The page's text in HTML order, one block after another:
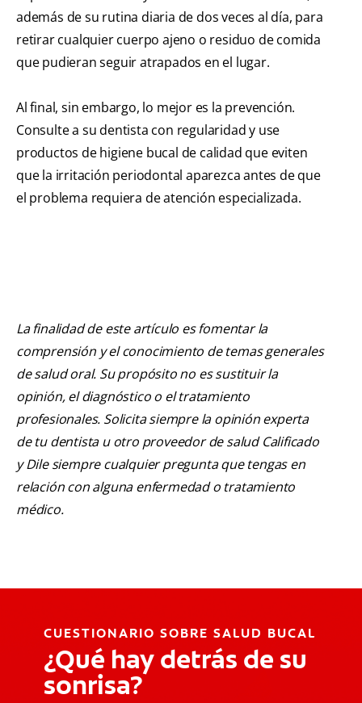
además de su rutina diaria de dos veces al día, para
retirar cualquier cuerpo ajeno o residuo de comida
que pudieran seguir atrapados en el lugar.
Al final, sin embargo, lo mejor es la prevención.
Consulte a su dentista con regularidad y use
productos de higiene bucal de calidad que eviten
que la irritación periodontal aparezca antes de que
el problema requiera de atención especializada.
La finalidad de este artículo es fomentar la
comprensión y el conocimiento de temas generales
de salud oral. Su propósito no es sustituir la
opinión, el diagnóstico o el tratamiento
profesionales. Solicita siempre la opinión experta
de tu dentista u otro proveedor de salud Calificado
y Dile siempre cualquier pregunta que tengas en
relación con alguna enfermedad o tratamiento
médico.
CUESTIONARIO SOBRE SALUD BUCAL
¿Qué hay detrás de su
sonrisa?